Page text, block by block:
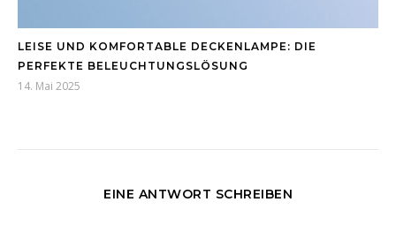
LEISE UND KOMFORTABLE DECKENLAMPE: DIE
PERFEKTE BELEUCHTUNGSLÖSUNG
14. Mai 2025
EINE ANTWORT SCHREIBEN